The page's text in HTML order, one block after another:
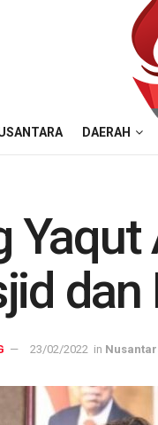
DAERAH
Yaqut
dan
23/02/2022 in